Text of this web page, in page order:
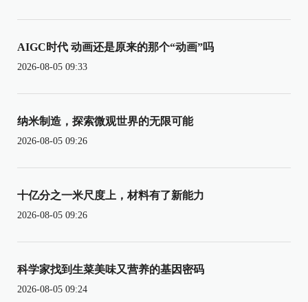
AIGC时代 动画还是原来的那个“动画”吗
2026-08-05 09:33
纳米制造，探索微观世界的无限可能
2026-08-05 09:26
十亿分之一米尺度上，材料有了新能力
2026-08-05 09:26
科学家找到生菜美味又营养的基因密码
2026-08-05 09:24